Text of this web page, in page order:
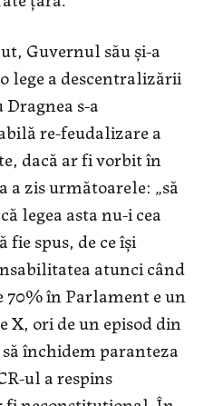
Guvernul său și-a
lege a descentralizării
s-a
re-feudalizare a
dacă ar fi vorbit în
a zis următoarele: „să
legea asta nu-i cea
fie spus, de ce își
atunci când
70% în Parlament e un
X, ori de un episod din
închidem paranteza
ul a respins